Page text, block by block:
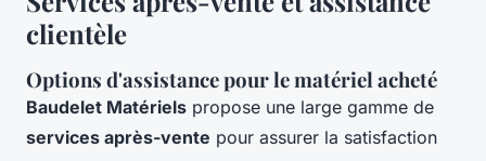
clientèle
Options d'assistance pour le matériel acheté
Baudelet Matériels propose une large gamme de
services après-vente pour assurer la satisfaction